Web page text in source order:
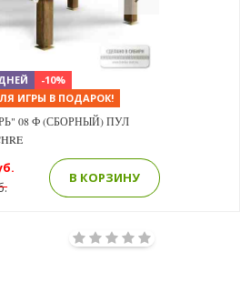
-10%
ИГРЫ В ПОДАРОК!
08 Ф (СБОРНЫЙ) ПУЛ
В КОРЗИНУ